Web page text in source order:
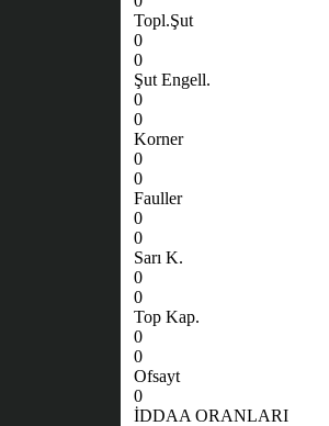
Topl.Şut
0
0
Şut Engell.
0
0
Korner
0
0
Fauller
0
0
Sarı K.
0
0
Top Kap.
0
0
Ofsayt
0
İDDAA ORANLARI